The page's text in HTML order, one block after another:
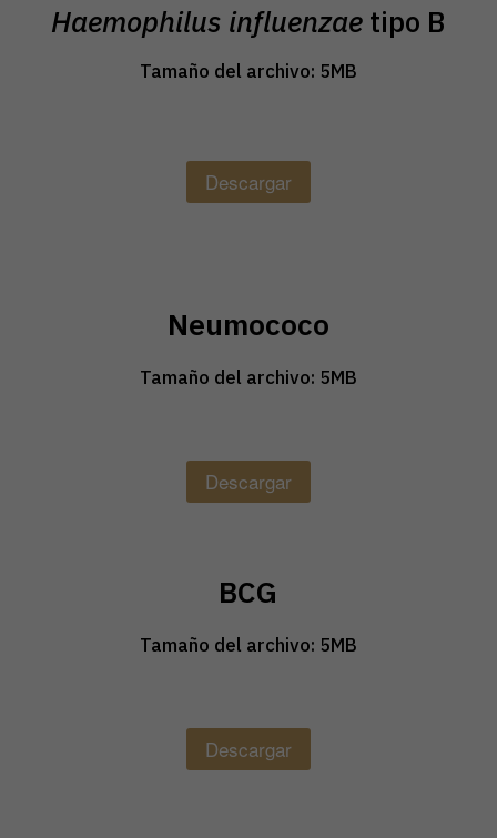
Haemophilus influenzae tipo B
Tamaño del archivo: 5MB
Descargar
Neumococo
Tamaño del archivo: 5MB
Descargar
BCG
Tamaño del archivo: 5MB
Descargar